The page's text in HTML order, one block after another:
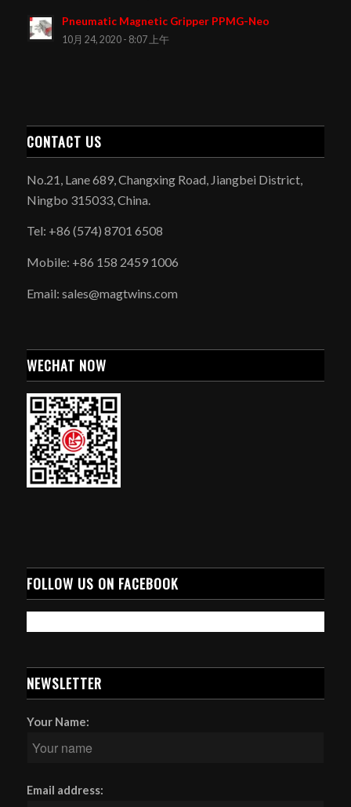
Pneumatic Magnetic Gripper PPMG-Neo
10月 24, 2020 - 8:07 上午
CONTACT US
No.21, Lane 689, Changxing Road, Jiangbei District,
Ningbo 315033, China.
Tel: +86 (574) 8701 6508
Mobile: +86 158 2459 1006
Email: sales@magtwins.com
WECHAT NOW
FOLLOW US ON FACEBOOK
NEWSLETTER
Your Name:
Email address: